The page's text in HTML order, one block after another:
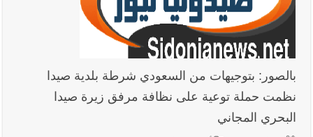
بالصور: بتوجيهات من السعودي شرطة بلدية صيدا
نظمت حملة توعية على نظافة مرفق زيرة صيدا
البحري المجاني